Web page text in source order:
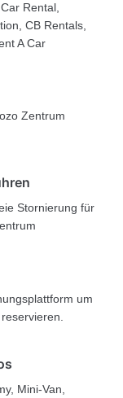
Rental,
CB Rentals,
A Car
Zentrum
Stornierung für
um
Mini-Van,